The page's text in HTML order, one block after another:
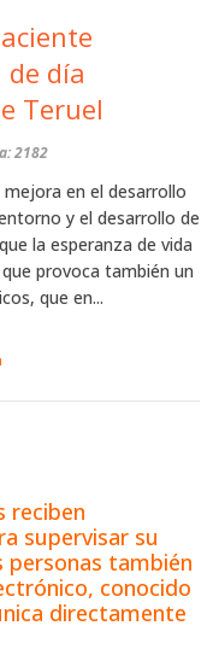
día
Teruel
2182
en el desarrollo
y el desarrollo de
la esperanza de vida
provoca también un
que en...
reciben
supervisar su
personas también
conocido
directamente